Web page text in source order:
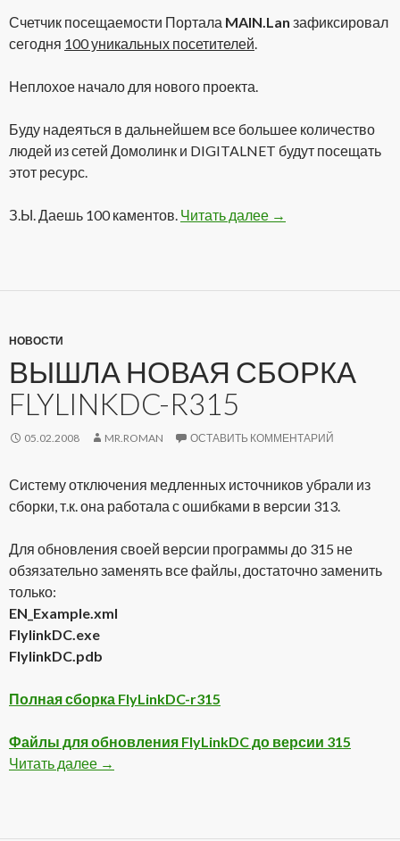
Счетчик посещаемости Портала MAIN.Lan зафиксировал
сегодня 100 уникальных посетителей.
Неплохое начало для нового проекта.
Буду надеяться в дальнейшем все большее количество
людей из сетей Домолинк и DIGITALNET будут посещать
этот ресурс.
З.Ы. Даешь 100 каментов. Читать далее 100 Посетителей
→
НОВОСТИ
ВЫШЛА НОВАЯ СБОРКА
FLYLINKDC-R315
05.02.2008 MR.ROMAN ОСТАВИТЬ КОММЕНТАРИЙ
Систему отключения медленных источников убрали из
сборки, т.к. она работала с ошибками в версии 313.
Для обновления своей версии программы до 315 не
обзязательно заменять все файлы, достаточно заменить
только:
EN_Example.xml
FlylinkDC.exe
FlylinkDC.pdb
Полная сборка FlyLinkDC-r315
Файлы для обновления FlyLinkDC до версии 315
Читать далее Вышла новая сборка FlyLinkDC-r315
→